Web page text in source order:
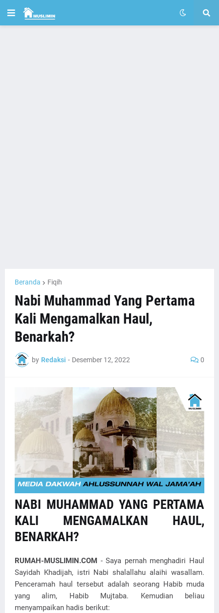
Beranda Fiqih
Nabi Muhammad Yang Pertama
Kali Mengamalkan Haul,
Benarkah?
by Redaksi - Desember 12, 2022 0
NABI MUHAMMAD YANG PERTAMA
KALI MENGAMALKAN HAUL,
BENARKAH?
RUMAH-MUSLIMIN.COM - Saya pernah menghadiri Haul
Sayidah Khadijah, istri Nabi shalallahu alaihi wasallam.
Penceramah haul tersebut adalah seorang Habib muda
yang alim, Habib Mujtaba. Kemudian beliau
menyampaikan hadis berikut: